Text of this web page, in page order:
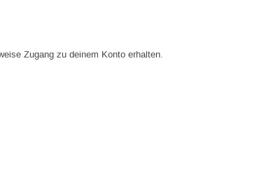
Zugang zu deinem Konto erhalten.